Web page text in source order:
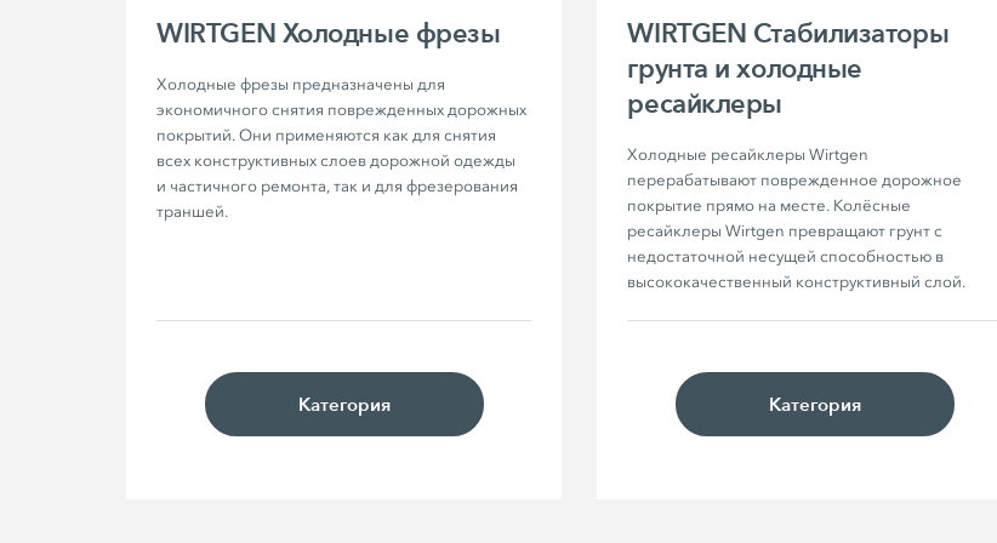
WIRTGEN Холодные фрезы
Холодные фрезы предназначены для
экономичного снятия поврежденных дорожных
покрытий. Они применяются как для снятия
всех конструктивных слоев дорожной одежды
и частичного ремонта, так и для фрезерования
траншей.
Категория
WIRTGEN Стабилизаторы
грунта и xолодные
ресайклеры
Холодные ресайклеры Wirtgen
перерабатывают поврежденное дорожное
покрытие прямо на месте. Колёсные
ресайклеры Wirtgen превращают грунт с
недостаточной несущей способностью в
высококачественный конструктивный слой.
Категория